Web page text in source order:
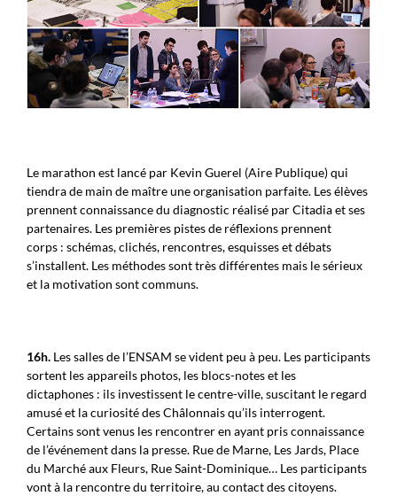
Le marathon est lancé par Kevin Guerel (Aire Publique) qui
tiendra de main de maître une organisation parfaite. Les élèves
prennent connaissance du diagnostic réalisé par Citadia et ses
partenaires. Les premières pistes de réflexions prennent
corps : schémas, clichés, rencontres, esquisses et débats
s’installent. Les méthodes sont très différentes mais le sérieux
et la motivation sont communs.
16h. Les salles de l’ENSAM se vident peu à peu. Les participants
sortent les appareils photos, les blocs-notes et les
dictaphones : ils investissent le centre-ville, suscitant le regard
amusé et la curiosité des Châlonnais qu’ils interrogent.
Certains sont venus les rencontrer en ayant pris connaissance
de l’événement dans la presse. Rue de Marne, Les Jards, Place
du Marché aux Fleurs, Rue Saint-Dominique… Les participants
vont à la rencontre du territoire, au contact des citoyens.